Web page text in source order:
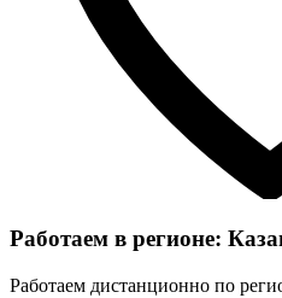
Работаем в регионе:
Работаем дистанционно по